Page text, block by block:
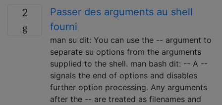
2
Passer des arguments au shell
fourni
man su dit: You can use the -- argument to
separate su options from the arguments
supplied to the shell. man bash dit: -- A --
signals the end of options and disables
further option processing. Any arguments
after the -- are treated as filenames and